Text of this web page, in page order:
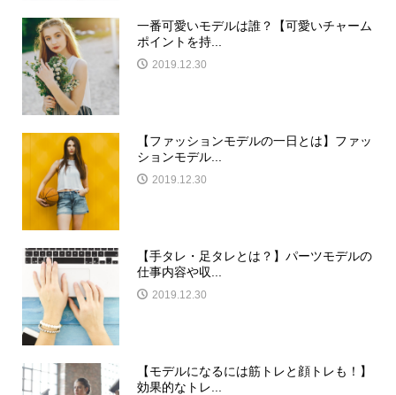
一番可愛いモデルは誰？【可愛いチャーム
ポイントを持...
2019.12.30
【ファッションモデルの一日とは】ファッ
ションモデル...
2019.12.30
【手タレ・足タレとは？】パーツモデルの
仕事内容や収...
2019.12.30
【モデルになるには筋トレと顔トレも！】
効果的なトレ...